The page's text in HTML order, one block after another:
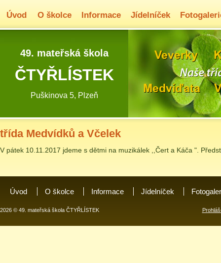
Úvod O školce Informace Jídelníček
49. mateřská škola
ČTYŘLÍSTEK
Puškinova 5, Plzeň
třída Medvídků a Včelek
V pátek 10.11.2017 jdeme s dětmi na muzikálek ,,Čert a Káča ".
Úvod O školce Informace Jídelníček
2026 © 49. mateřská škola ČTYŘLÍSTEK